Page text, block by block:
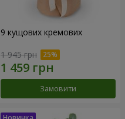
9 кущових кремових
1 945 грн
Замовити